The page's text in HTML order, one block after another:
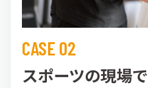
CASE 02
スポーツの現場で